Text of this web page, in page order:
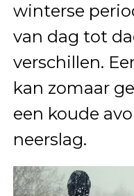
winterse
van dag tot
verschillen.
kan zomaar
een koude
neerslag.